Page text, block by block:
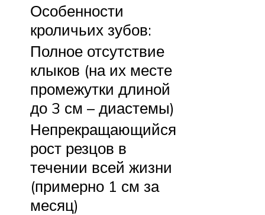
Особенности
кроличьих зубов:
Полное отсутствие
клыков (на их месте
промежутки длиной
до 3 см – диастемы)
Непрекращающийся
рост резцов в
течении всей жизни
(примерно 1 см за
месяц)